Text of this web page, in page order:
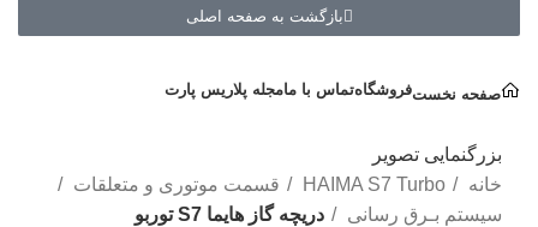
بازگشت به صفحه اصلی
صفحه نخستفروشگاهتماس با مامجله پلاریس پارت
بزرگنمایی تصویر
خانه
HAIMA S7 Turbo
قسمت موتوری و متعلقات
سیستم بـرق رسانی
دریچه گاز هایما S7 توربو